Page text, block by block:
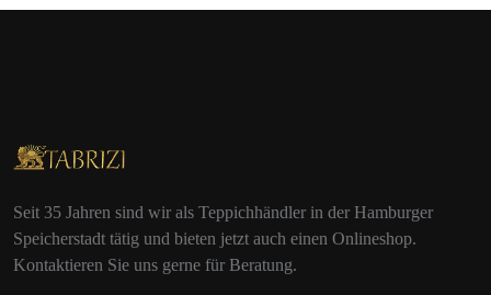
Seit 35 Jahren sind wir als Teppichhändler in der Hamburger
Speicherstadt tätig und bieten jetzt auch einen Onlineshop.
Kontaktieren Sie uns gerne für Beratung.